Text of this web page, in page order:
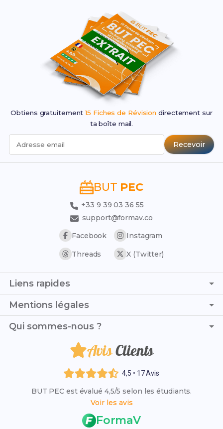
Obtiens gratuitement15 Fiches de Révision directement sur
ta boîte mail.
Adresse email Recevoir
BUT PEC
+33 9 39 03 36 55
support@formav.co
Facebook
Instagram
Threads X (Twitter)
Liens rapides
Page d'accueil
Trouver son stage
Trouver son alternance
Liste des établissements
Résultats des examens 2026
Rattrapage 2026
VAE (Validation des Acquis)
Mentions légales
C.G.V. - C.G.U.
Politique de remboursement
Qui sommes-nous ?
Je suis Maxime et, avec ma camarade Sophie, nous avons
créé ce blog pour aider les étudiants en BUT PEC
(Packaging, Emballage et Conditionnement) à réussir
AvisClients
4,5 • 17 Avis
BUT PEC est évalué 4,5/5 selon les étudiants.
Voir les avis
FormaV